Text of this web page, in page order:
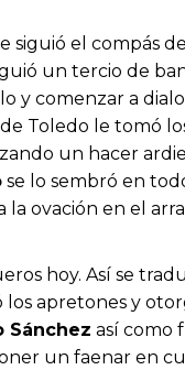
siguió el compás
un tercio de
y comenzar a
Toledo le tomó
un hacer
se lo sembró en
ovación en el
hoy. Así se
apretones y
Sánchez así como
un faenar en